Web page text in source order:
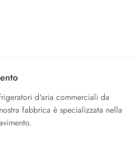
d'aria commerciali da
fabbrica è specializzata nella